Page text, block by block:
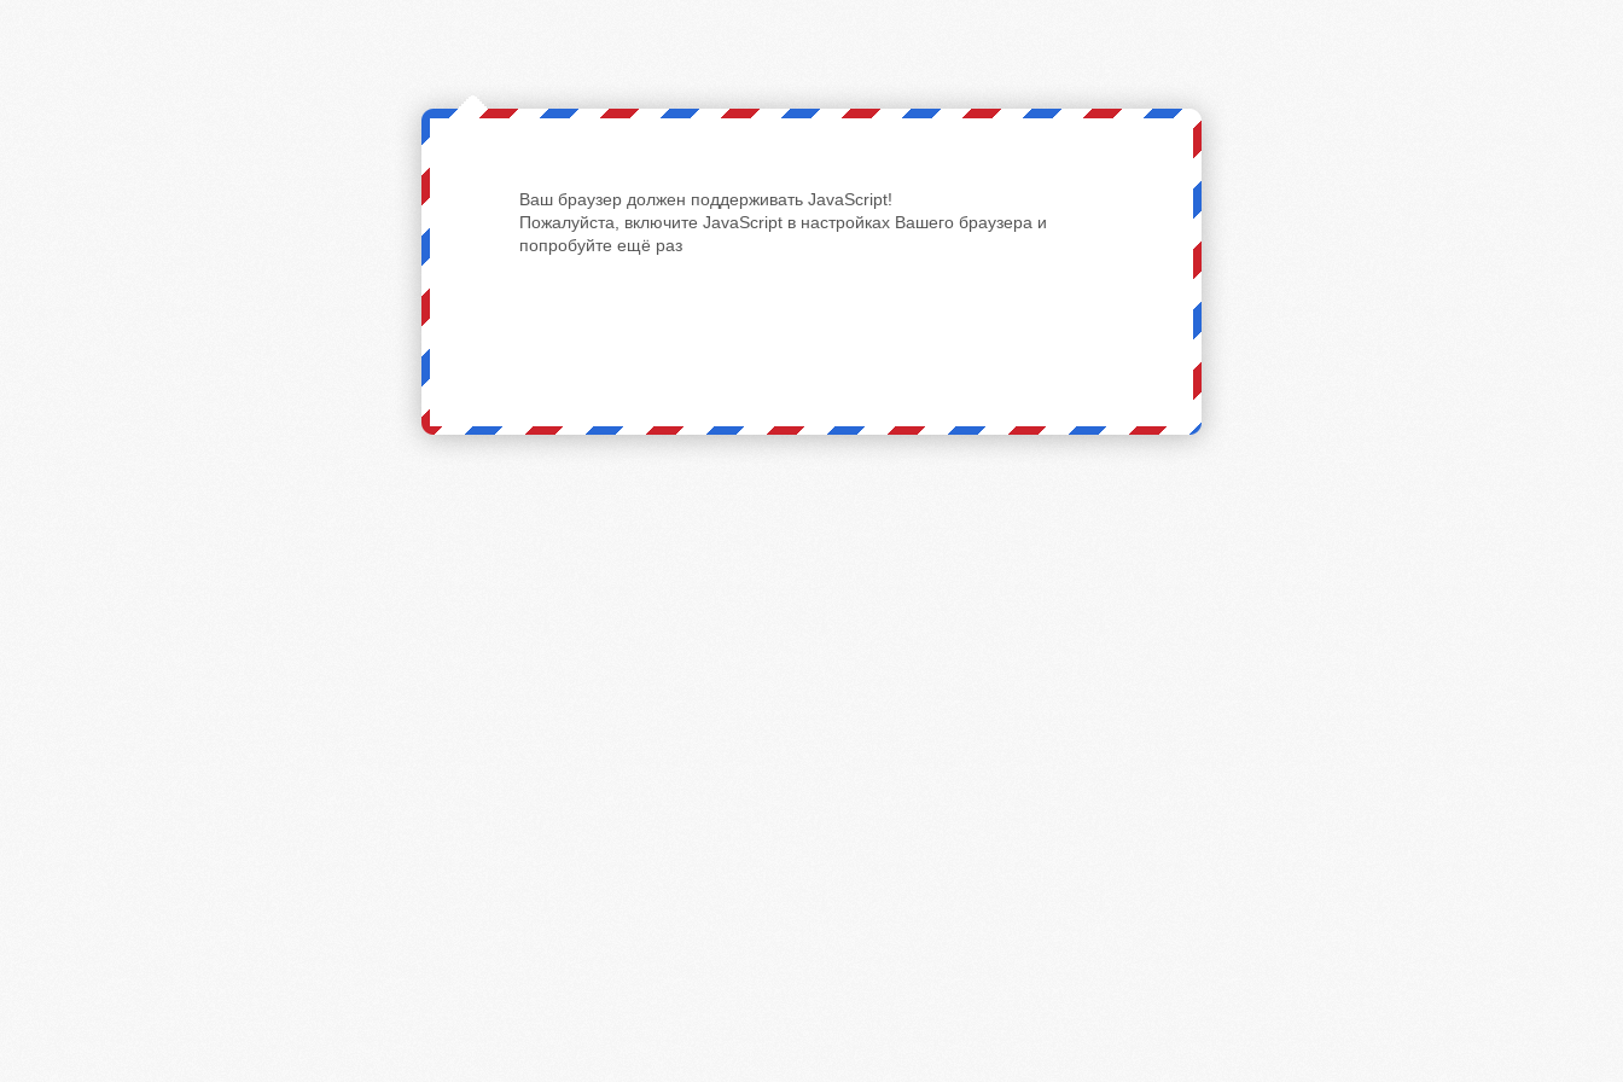
Ваш браузер должен поддерживать JavaScript!
Пожалуйста, включите JavaScript в настройках Вашего браузера и
попробуйте ещё раз